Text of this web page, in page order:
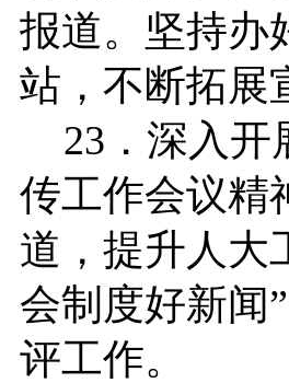
报道。坚持办
站，不断拓展
23．深入开
传工作会议精
道，提升人大
会制度好新闻
评工作。